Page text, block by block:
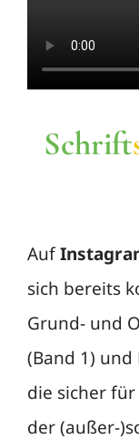
Schrift
Auf
sich bereits
Grund- und
(Band 1)
die sicher
der (außer-